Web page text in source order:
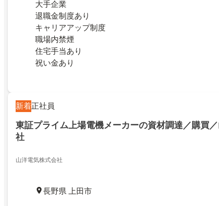
大手企業
退職金制度あり
キャリアアップ制度
職場内禁煙
住宅手当あり
祝い金あり
新着正社員
東証プライム上場電機メーカーの資材調達／購買
社
山洋電気株式会社
長野県 上田市